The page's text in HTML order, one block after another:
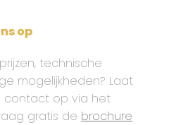
op
technische
mogelijkheden? Laat
contact op via het
gratis de brochure